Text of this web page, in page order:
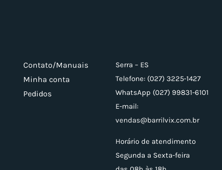
Contato/Manuais
Minha conta
Pedidos
Serra – ES
Telefone: (027) 3225-1427
WhatsApp (027) 99831-6101
E-mail:
vendas@barrilvix.com.br
Horário de atendimento
Segunda a Sexta-feira